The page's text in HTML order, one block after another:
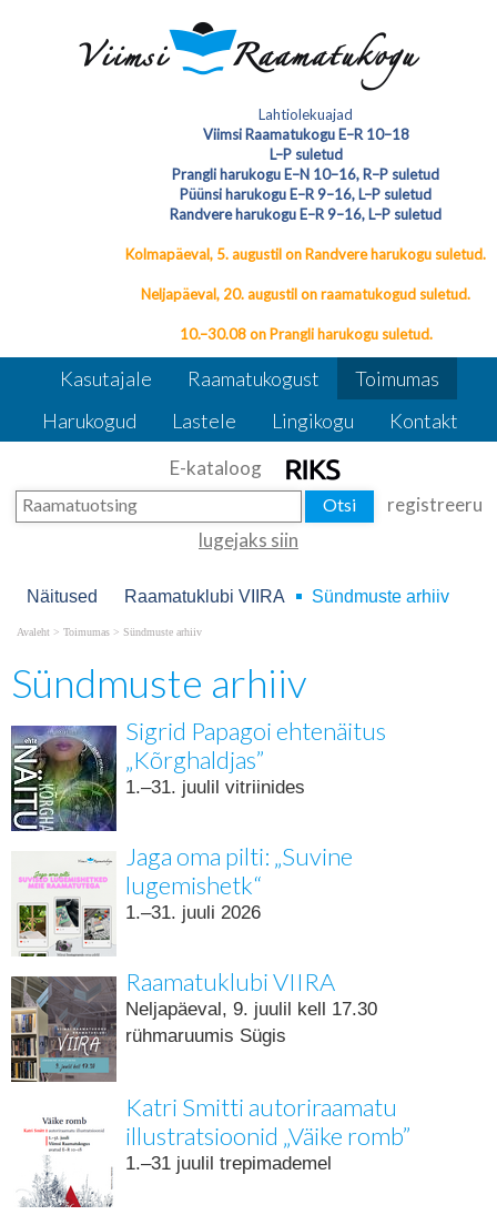
Sündmuste arhiiv
Sündmuste arhiivLahtiolekuajad
Viimsi Raamatukogu E–R 10–18
L–P suletud
Prangli harukogu E–N 10–16, R–P suletud
Püünsi harukogu E–R 9–16, L–P suletud
Randvere harukogu E–R 9–16, L–P suletud
Kolmapäeval, 5. augustil on Randvere harukogu suletud.
Neljapäeval, 20. augustil on raamatukogud suletud.
10.–30.08 on Prangli harukogu suletud.
Kasutajale Raamatukogust
Toimumas
Harukogud
Lastele Lingikogu Kontakt
E-kataloog
registreeru
lugejaks siin
Näitused Raamatuklubi VIIRA Sündmuste arhiiv
Avaleht > Toimumas > Sündmuste arhiiv
Sündmuste arhiiv
Sigrid Papagoi ehtenäitus
„Kõrghaldjas”
1.–31. juulil vitriinides
Jaga oma pilti: „Suvine
lugemishetk“
1.–31. juuli 2026
Raamatuklubi VIIRA
Neljapäeval, 9. juulil kell 17.30
rühmaruumis Sügis
Katri Smitti autoriraamatu
illustratsioonid „Väike romb”
1.–31 juulil trepimademel